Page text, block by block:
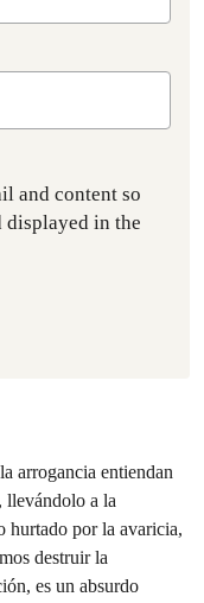
and content so
displayed in the
arrogancia entiendan
llevándolo a la
hurtado por la avaricia,
destruir la
es un absurdo